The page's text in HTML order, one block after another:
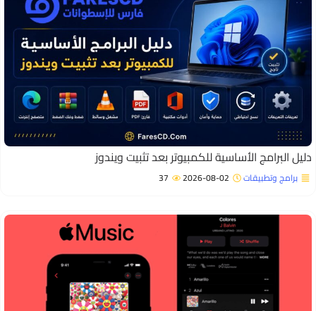
البرامج الأساسية للكمبيوتر بعد تثبيت ويندوز
برامج وتطبيقات 2026-08-02
37